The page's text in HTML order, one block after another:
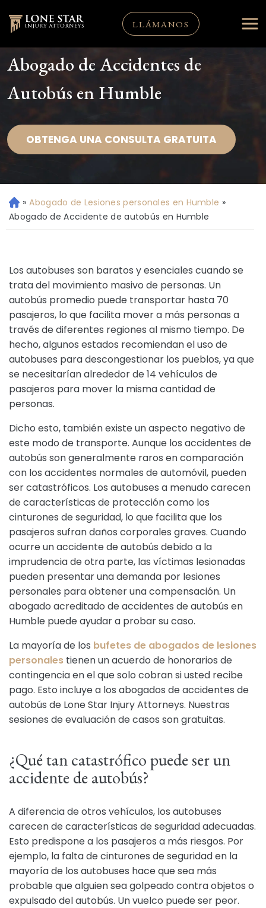
LLÁMANOS
Abogado de Accidentes de
Autobús en Humble
OBTENGA UNA CONSULTA GRATUITA
Ini
ci
» Abogado de Lesiones personales en Humble »
Abogado de Accidente de autobús en Humble
Los autobuses son baratos y esenciales cuando se
trata del movimiento masivo de personas. Un
autobús promedio puede transportar hasta 70
pasajeros, lo que facilita mover a más personas a
través de diferentes regiones al mismo tiempo. De
hecho, algunos estados recomiendan el uso de
autobuses para descongestionar los pueblos, ya que
se necesitarían alrededor de 14 vehículos de
pasajeros para mover la misma cantidad de
personas.
Dicho esto, también existe un aspecto negativo de
este modo de transporte. Aunque los accidentes de
autobús son generalmente raros en comparación
con los accidentes normales de automóvil, pueden
ser catastróficos. Los autobuses a menudo carecen
de características de protección como los
cinturones de seguridad, lo que facilita que los
pasajeros sufran daños corporales graves. Cuando
ocurre un accidente de autobús debido a la
imprudencia de otra parte, las víctimas lesionadas
pueden presentar una demanda por lesiones
personales para obtener una compensación. Un
abogado acreditado de accidentes de autobús en
Humble puede ayudar a probar su caso.
La mayoría de los bufetes de abogados de lesiones
personales tienen un acuerdo de honorarios de
contingencia en el que solo cobran si usted recibe
pago. Esto incluye a los abogados de accidentes de
autobús de Lone Star Injury Attorneys. Nuestras
sesiones de evaluación de casos son gratuitas.
¿Qué tan catastrófico puede ser un
accidente de autobús?
A diferencia de otros vehículos, los autobuses
carecen de características de seguridad adecuadas.
Esto predispone a los pasajeros a más riesgos. Por
ejemplo, la falta de cinturones de seguridad en la
mayoría de los autobuses hace que sea más
probable que alguien sea golpeado contra objetos o
expulsado del autobús. Un vuelco puede ser peor.